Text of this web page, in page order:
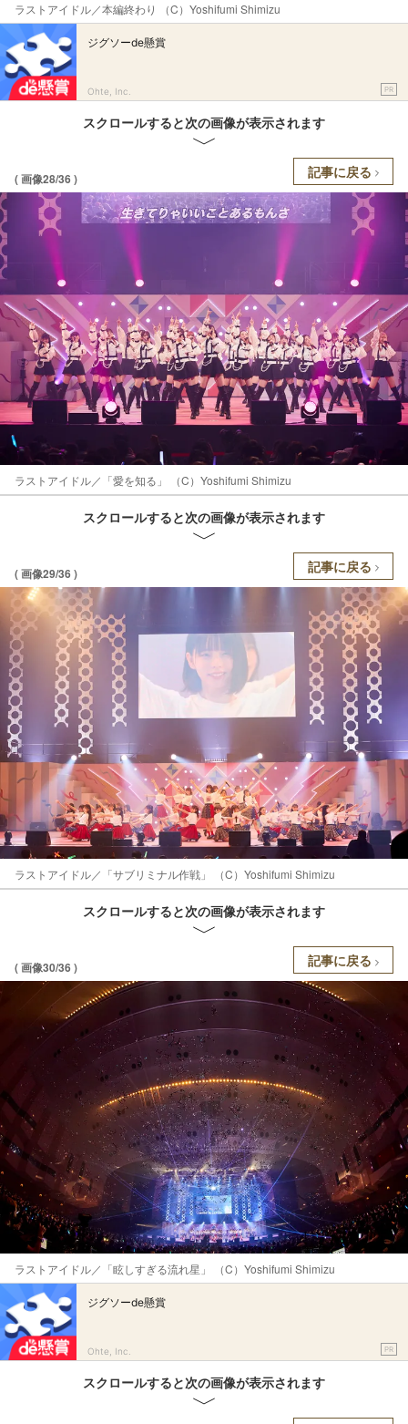
ラストアイドル／本編終わり （C）Yoshifumi Shimizu
ジグソーde懸賞
Ohte, Inc. PR
スクロールすると次の画像が表示されます
( 画像28/36 ) 記事に戻る
ラストアイドル／「愛を知る」 （C）Yoshifumi Shimizu
スクロールすると次の画像が表示されます
( 画像29/36 ) 記事に戻る
ラストアイドル／「サブリミナル作戦」 （C）Yoshifumi Shimizu
スクロールすると次の画像が表示されます
( 画像30/36 ) 記事に戻る
ラストアイドル／「眩しすぎる流れ星」 （C）Yoshifumi Shimizu
ジグソーde懸賞
Ohte, Inc. PR
スクロールすると次の画像が表示されます